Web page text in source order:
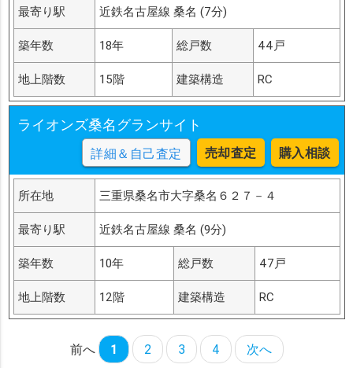
最寄り駅 近鉄名古屋線 桑名 (7分)
築年数 18年 総戸数 44戸
地上階数 15階 建築構造 RC
ライオンズ桑名グランサイト
詳細＆自己査定 売却査定 購入相談
所在地 三重県桑名市大字桑名６２７－４
最寄り駅 近鉄名古屋線 桑名 (9分)
築年数 10年 総戸数 47戸
地上階数 12階 建築構造 RC
前へ 1 2 3 4 次へ